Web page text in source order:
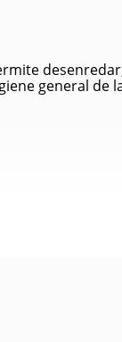
general de